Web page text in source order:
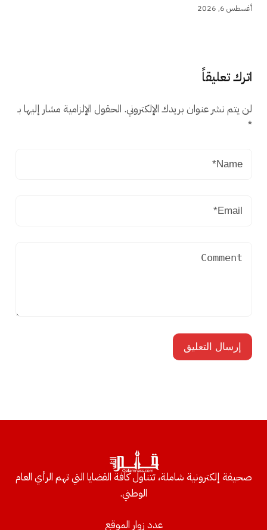
أغسطس 6, 2026
اترك تعليقاً
لن يتم نشر عنوان بريدك الإلكتروني. الحقول الإلزامية مشار إليها بـ
*
صحيفة إلكترونية شاملة، تتناول كافة القضايا التي تهم الرأي العام
الوطني.
عدد زوار الموقع